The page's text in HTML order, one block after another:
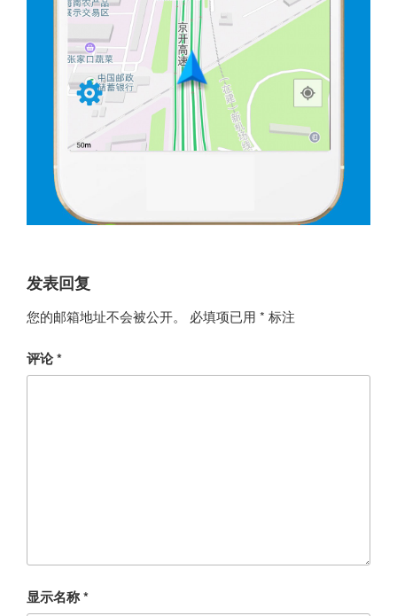
发表回复
您的邮箱地址不会被公开。 必填项已用 * 标注
评论*
显示名称*